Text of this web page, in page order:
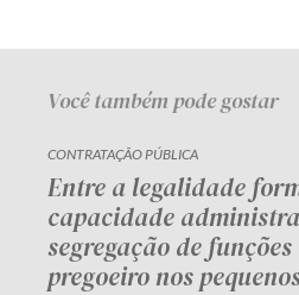
Telefone (41)
Você também pode gostar
CONTRATAÇÃO PÚBLICA
Entre a legalidade
capacidade
segregação de
pregoeiro nos